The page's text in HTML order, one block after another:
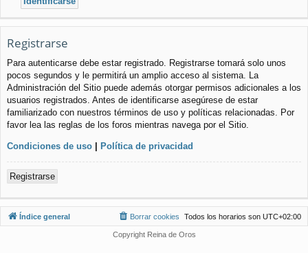
Registrarse
Para autenticarse debe estar registrado. Registrarse tomará solo unos
pocos segundos y le permitirá un amplio acceso al sistema. La
Administración del Sitio puede además otorgar permisos adicionales a los
usuarios registrados. Antes de identificarse asegúrese de estar
familiarizado con nuestros términos de uso y políticas relacionadas. Por
favor lea las reglas de los foros mientras navega por el Sitio.
Condiciones de uso | Política de privacidad
Registrarse
Índice general Todos los horarios son UTC+02:00
Borrar cookies
Copyright Reina de Oros